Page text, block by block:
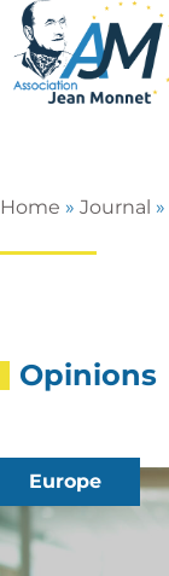
Home » Journal »
Opinions
Europe